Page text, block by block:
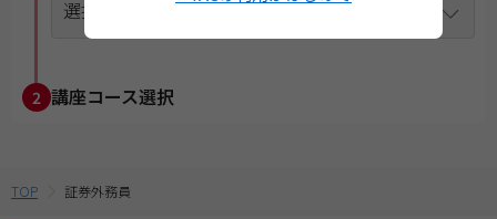
選択してください
2 講座コース選択
TOP 証券外務員